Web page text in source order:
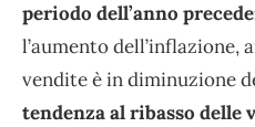
periodo dell’anno
l’aumento dell’inflazione,
vendite è in diminuzione
tendenza al ribasso delle